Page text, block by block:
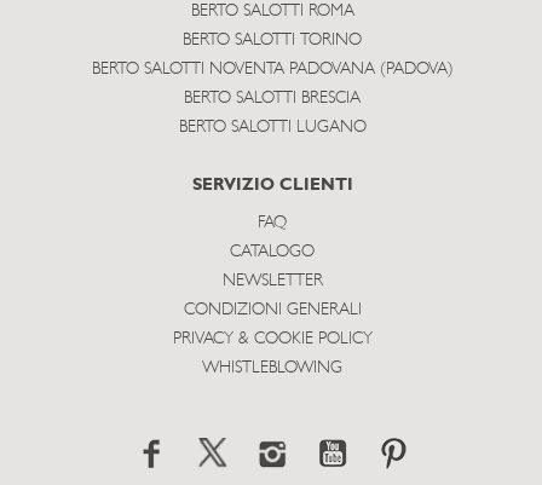
BERTO SALOTTI ROMA
BERTO SALOTTI TORINO
BERTO SALOTTI NOVENTA PADOVANA (PADOVA)
BERTO SALOTTI BRESCIA
BERTO SALOTTI LUGANO
SERVIZIO CLIENTI
FAQ
CATALOGO
NEWSLETTER
CONDIZIONI GENERALI
PRIVACY & COOKIE POLICY
WHISTLEBLOWING